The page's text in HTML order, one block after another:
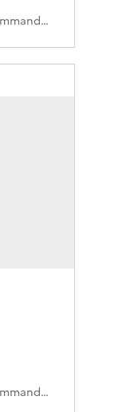
1460INVA/186 (Cote de commande)
1460INVA/183 (Cote de commande)